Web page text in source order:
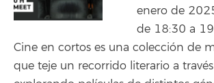
enero de
de 18:30 a
Cine en cortos es una colección de
que teje un recorrido literario a